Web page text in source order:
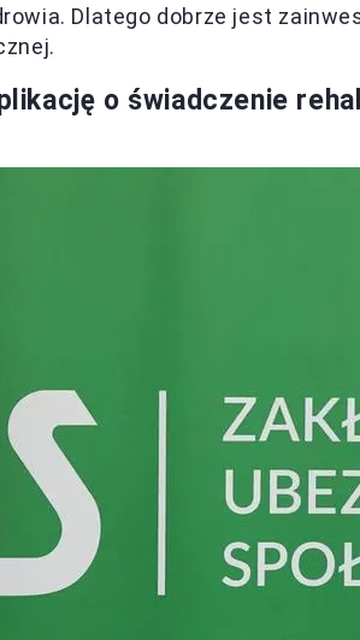
Dlatego dobrze jest
o świadczenie